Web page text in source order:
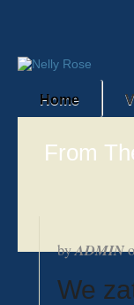
Home
From
byADMIN
We